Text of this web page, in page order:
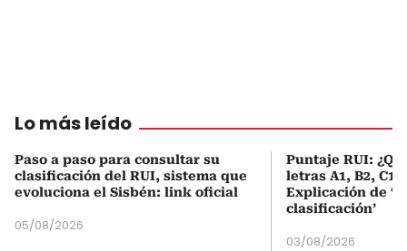
Lo más leído
Paso a paso para consultar su
clasificación del RUI, sistema que
evoluciona el Sisbén: link oficial
05/08/2026
Puntaje RUI:
letras A1, B2, C1
Explicación de
clasificación’
03/08/2026